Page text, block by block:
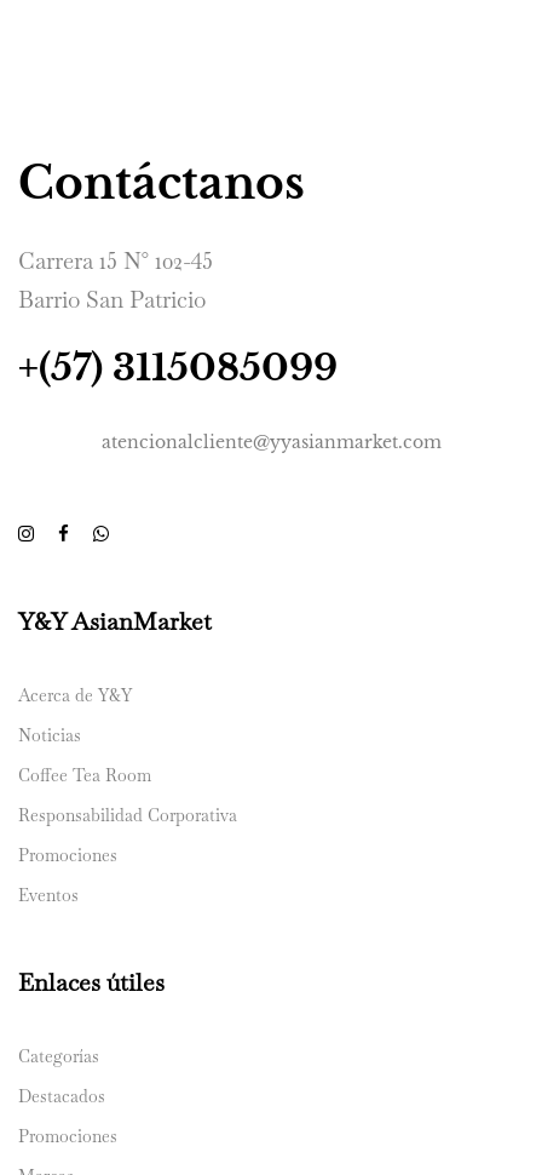
Contáctanos
Carrera 15 N° 102-45
Barrio San Patricio
+(57) 3115085099
atencionalcliente@yyasianmarket.com
Y&Y AsianMarket
Acerca de Y&Y
Noticias
Coffee Tea Room
Responsabilidad Corporativa
Promociones
Eventos
Enlaces útiles
Categorías
Destacados
Promociones